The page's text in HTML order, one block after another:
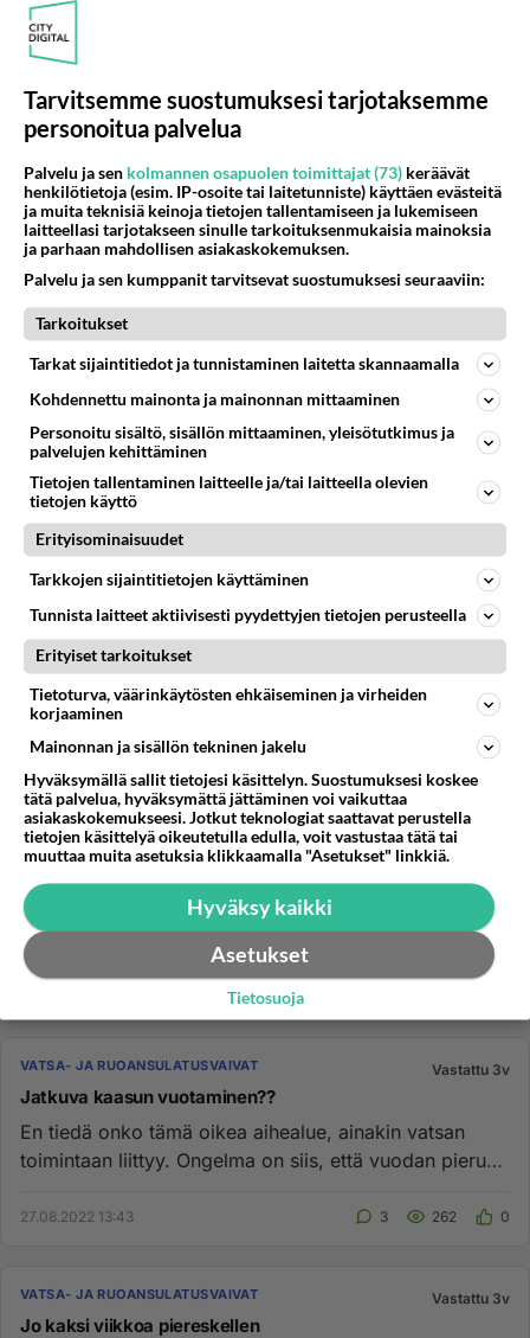
Mitä sairastan
Viikon asperiini käytön jälkeen ripuli hellittää olen
parantava vaikutus...
14.09.2022 07:37
VATSA- JA RUOANSULATUSVAIVAT Vastattu 3v
vancomysin kuuri
onko kukaan syönyt vancomysin kuurin? onko
millainen elimistölle, oletko sietänyt sen hyvin vai onko
todella raju? mitä...
20.01.2008 16:26 10 12766
VATSA- JA RUOANSULATUSVAIVAT Vastattu 3v
Mikähän mulla voi olla? Monta viikkoa ollut alavatsalla
viiltävää kipua, pääosin oikealla puolella joka säteilee
myös k...
09.09.2022 08:27
VATSA- JA RUOANSULATUSVAIVAT Vastattu 3v
Jatkuva kaasun vuotaminen??
En tiedä onko tämä oikea aihealue, ainakin vatsan
toimintaan liittyy. Ongelma on siis, että vuodan pierua
27.08.2022 13:43 3 262 0
VATSA- JA RUOANSULATUSVAIVAT Vastattu 3v
Jo kaksi viikkoa piereskellen
Tarvitsemme suostumuksesi tarjotaksemme
personoitua palvelua
Palvelu ja sen kolmannen osapuolen toimittajat (73) keräävät
henkilötietoja (esim. IP-osoite tai laitetunniste) käyttäen evästeitä
ja muita teknisiä keinoja tietojen tallentamiseen ja lukemiseen
laitteellasi tarjotakseen sinulle tarkoituksenmukaisia mainoksia
ja parhaan mahdollisen asiakaskokemuksen.
Palvelu ja sen kumppanit tarvitsevat suostumuksesi seuraaviin:
Tarkoitukset
Tarkat sijaintitiedot ja tunnistaminen laitetta skannaamalla
Kohdennettu mainonta ja mainonnan mittaaminen
Personoitu sisältö, sisällön mittaaminen, yleisötutkimus ja
palvelujen kehittäminen
Tietojen tallentaminen laitteelle ja/tai laitteella olevien
tietojen käyttö
Erityisominaisuudet
Tarkkojen sijaintitietojen käyttäminen
Tunnista laitteet aktiivisesti pyydettyjen tietojen perusteella
Erityiset tarkoitukset
Tietoturva, väärinkäytösten ehkäiseminen ja virheiden
korjaaminen
Mainonnan ja sisällön tekninen jakelu
Hyväksymällä sallit tietojesi käsittelyn. Suostumuksesi koskee
tätä palvelua, hyväksymättä jättäminen voi vaikuttaa
asiakaskokemukseesi. Jotkut teknologiat saattavat perustella
tietojen käsittelyä oikeutetulla edulla, voit vastustaa tätä tai
muuttaa muita asetuksia klikkaamalla "Asetukset" linkkiä.
Hyväksy kaikki
Asetukset
Tietosuoja